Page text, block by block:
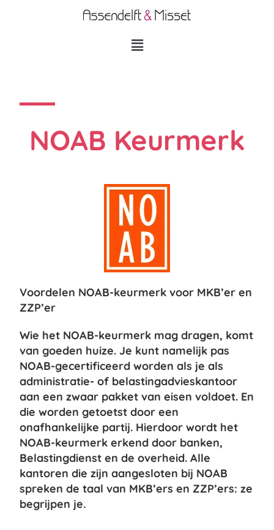
NOAB Keurmerk
Voordelen NOAB-keurmerk voor MKB’er en
ZZP’er
Wie het NOAB-keurmerk mag dragen, komt
van goeden huize. Je kunt namelijk pas
NOAB-gecertificeerd worden als je als
administratie- of belastingadvieskantoor
aan een zwaar pakket van eisen voldoet. En
die worden getoetst door een
onafhankelijke partij. Hierdoor wordt het
NOAB-keurmerk erkend door banken,
Belastingdienst en de overheid. Alle
kantoren die zijn aangesloten bij NOAB
spreken de taal van MKB’ers en ZZP’ers: ze
begrijpen je.